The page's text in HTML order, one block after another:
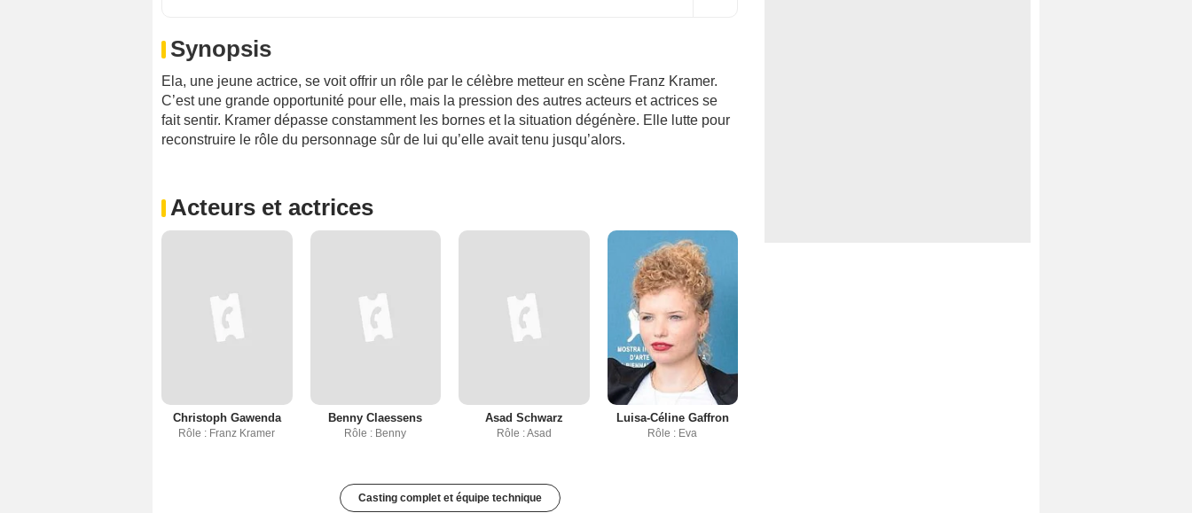
Synopsis
Ela, une jeune actrice, se voit offrir un rôle par le célèbre metteur en scène Franz Kramer.
C’est une grande opportunité pour elle, mais la pression des autres acteurs et actrices se
fait sentir. Kramer dépasse constamment les bornes et la situation dégénère. Elle lutte pour
reconstruire le rôle du personnage sûr de lui qu’elle avait tenu jusqu’alors.
Acteurs et actrices
Christoph Gawenda
Rôle : Franz Kramer
Benny Claessens
Rôle : Benny
Asad Schwarz
Rôle : Asad
Luisa-Céline Gaffron
Rôle : Eva
Casting complet et équipe technique